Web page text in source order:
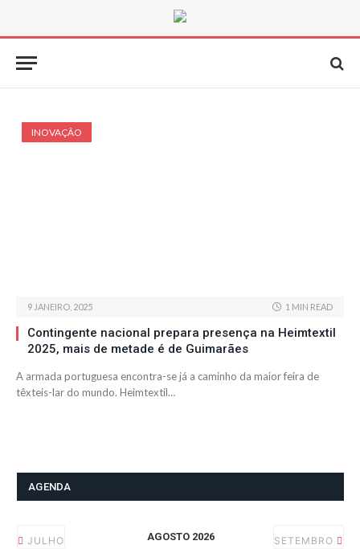
INOVAÇÃO
9 JANEIRO, 2025 1 MIN READ
Contingente nacional prepara presença na Heimtextil
2025, mais de metade é de Guimarães
A armada portuguesa encontra-se já a caminho da maior feira de
têxteis-lar do mundo. Heimtextil…
AGENDA
JULHO AGOSTO 2026 SETEMBRO